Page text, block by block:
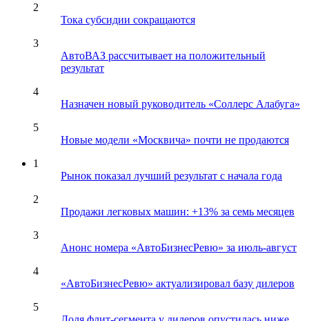
2
Тока субсидии сокращаются
3
АвтоВАЗ рассчитывает на положительный
результат
4
Назначен новый руководитель «Соллерс Алабуга»
5
Новые модели «Москвича» почти не продаются
1
Рынок показал лучший результат с начала года
2
Продажи легковых машин: +13% за семь месяцев
3
Анонс номера «АвтоБизнесРевю» за июль-август
4
«АвтоБизнесРевю» актуализировал базу дилеров
5